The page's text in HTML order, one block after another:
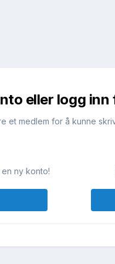
eller logg inn
et medlem for å kunne
ny konto!